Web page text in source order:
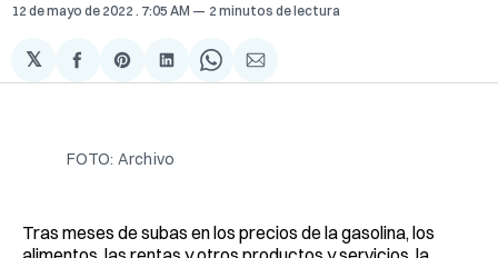
12 de mayo de 2022 . 7:05 AM 2 minutos de lectura
𝕏
Compartir
en
Share
on
Compartir
en
Share
on
Compartir
via
FOTO: Archivo
Tras meses de subas en los precios de la gasolina, los